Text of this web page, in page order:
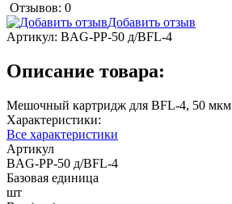
Отзывов: 0
Добавить отзыв
Артикул: BAG-PP-50 д/BFL-4
Описание товара:
Мешочный картридж для BFL-4, 50 мкм
Характеристики:
Все характеристики
Артикул
BAG-PP-50 д/BFL-4
Базовая единица
шт